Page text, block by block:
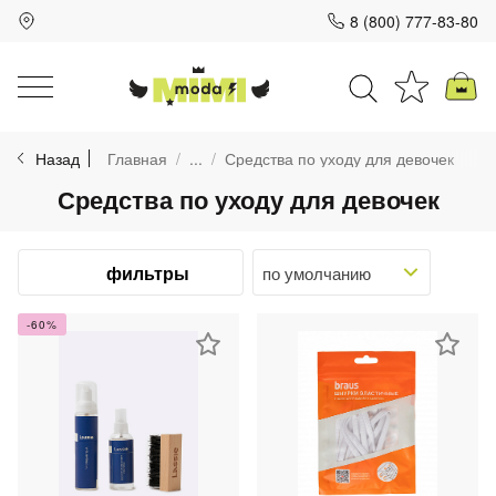
8 (800) 777-83-80
Назад Главная ... Средства по уходу для девочек
Средства по уходу для девочек
фильтры
-60%
Для клиентов всех банков
Разбейте
оплатуна части
без переплат
График платежей
Сегодня